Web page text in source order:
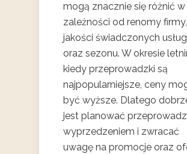
mogą znacznie się różnić w
zależności od renomy firmy,
jakości świadczonych usług
oraz sezonu. W okresie
kiedy przeprowadzki są
najpopularniejsze, ceny
być wyższe. Dlatego
jest planować
wyprzedzeniem i zwracać
uwagę na promocje oraz